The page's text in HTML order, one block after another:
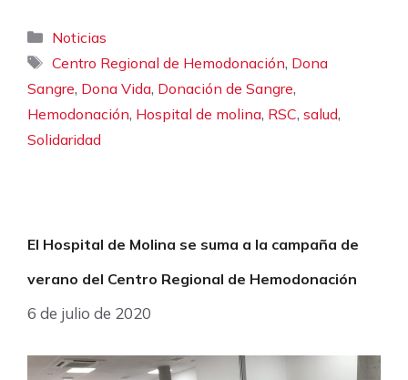
Categorías
Noticias
Etiquetas
Centro Regional de Hemodonación, Dona
Sangre, Dona Vida, Donación de Sangre,
Hemodonación, Hospital de molina, RSC, salud,
Solidaridad
El Hospital de Molina se suma a la campaña de
verano del Centro Regional de Hemodonación
6 de julio de 2020